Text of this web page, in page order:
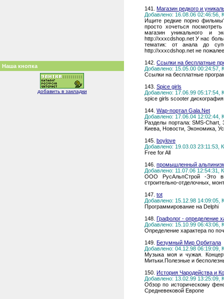
Наша кнопка
добавить в закладки
141. Магазин редкого и
Добавлено: 16.08.06 02:46:56,
Ищите редкие порно
просто хочеться
магазин уникального и
http://xxxcdshop.net У нас
тематик: от анала до
http://xxxcdshop.net не
142. Ссылки на бесплатные
Добавлено: 15.05.00 00:24:57,
Ссылки на бесплатные
143. Spice girls
Добавлено: 17.06.99 05:17:54,
spice girls scooter
144. Wap-портал Gala.Net
Добавлено: 17.06.04 12:02:44,
Разделы портала: SMS-Chart,
Киева, Новости, Экономика,
145. boylove
Добавлено: 19.03.03 23:11:53,
Free for All
146. промышленный
Добавлено: 11.07.06 12:54:31,
ООО РусАльпСтрой -Это
строительно-отделочных,
147. tot
Добавлено: 15.12.98 14:09:05,
Программирование на Delphi
148. Графолог - определение
Добавлено: 15.10.99 06:43:06,
Определение характера по
149. Безумный Мир Орбитала
Добавлено: 04.12.98 06:19:09,
Музыка моя и чужая.
Митьки.Полезные и
150. История Чародейства и
Добавлено: 13.02.99 13:25:09,
Обзор по историческому
Средневековой Европе